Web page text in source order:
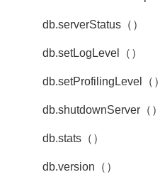
db.serverStatus（）
db.setLogLevel（）
db.setProfilingLevel（）
db.shutdownServer（）
db.stats（）
db.version（）